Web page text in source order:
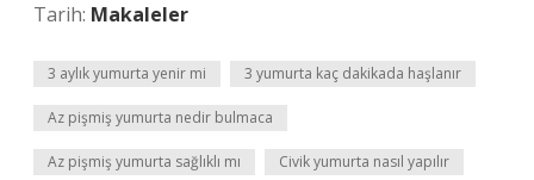
Tarih: Makaleler
3 aylık yumurta yenir mi 3 yumurta kaç dakikada haşlanır
Az pişmiş yumurta nedir bulmaca
Az pişmiş yumurta sağlıklı mı Civik yumurta nasıl yapılır